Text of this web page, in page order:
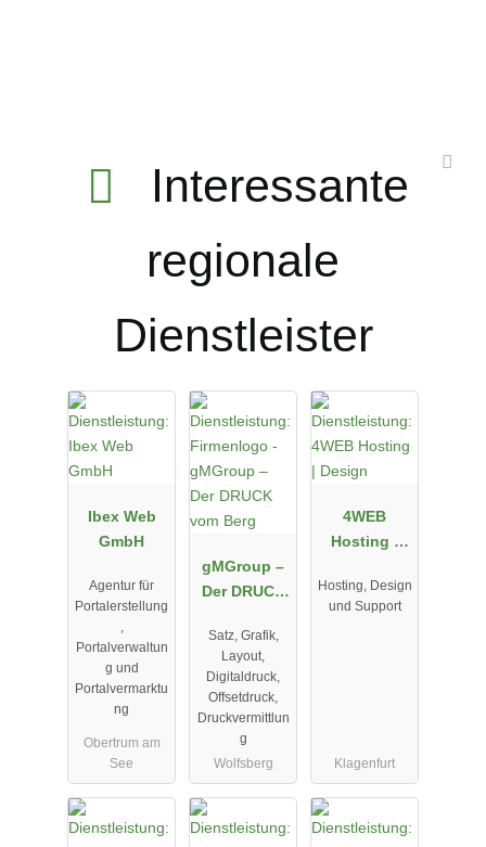
Interessante
regionale
Dienstleister
Ibex Web
GmbH
Agentur für
Portalerstellung
,
Portalverwaltun
g und
Portalvermarktu
ng
Obertrum am
See
gMGroup –
Der DRUCK
Satz, Grafik,
Layout,
Digitaldruck,
Offsetdruck,
Druckvermittlun
g
Wolfsberg
4WEB
Hosting |
Hosting, Design
und Support
Klagenfurt